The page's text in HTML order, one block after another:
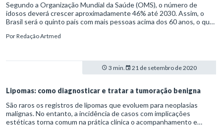
Segundo a Organização Mundial da Saúde (OMS), o número de
idosos deverá crescer aproximadamente 46% até 2030. Assim, o
Brasil será o quinto país com mais pessoas acima dos 60 anos, o que
exemplo, que ocorre a predominância de doenças crônicas não
PorRedação Artmed
3 min. 21 de setembro de 2020
Lipomas: como diagnosticar e tratar a tumoração benigna
São raros os registros de lipomas que evoluem para neoplasias
malignas. No entanto, a incidência de casos com implicações
estéticas torna comum na prática clínica o acompanhamento e